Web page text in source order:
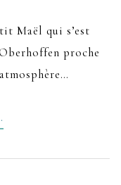
Maël qui s’est
proche